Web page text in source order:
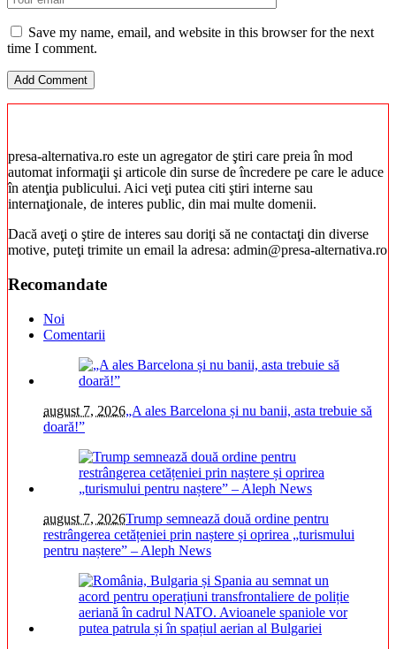
Save my name, email, and website in this browser for the next
time I comment.
presa-alternativa.ro este un agregator de ştiri care preia în mod
automat informaţii şi articole din surse de încredere pe care le aduce
în atenţia publicului. Aici veţi putea citi ştiri interne sau
internaţionale, de interes public, din mai multe domenii.
Dacă aveţi o ştire de interes sau doriţi să ne contactaţi din diverse
motive, puteţi trimite un email la adresa: admin@presa-alternativa.ro
Recomandate
Noi
Comentarii
august 7, 2026„A ales Barcelona și nu banii, asta trebuie să
doară!”
august 7, 2026Trump semnează două ordine pentru
restrângerea cetățeniei prin naștere și oprirea „turismului
pentru naștere” – Aleph News